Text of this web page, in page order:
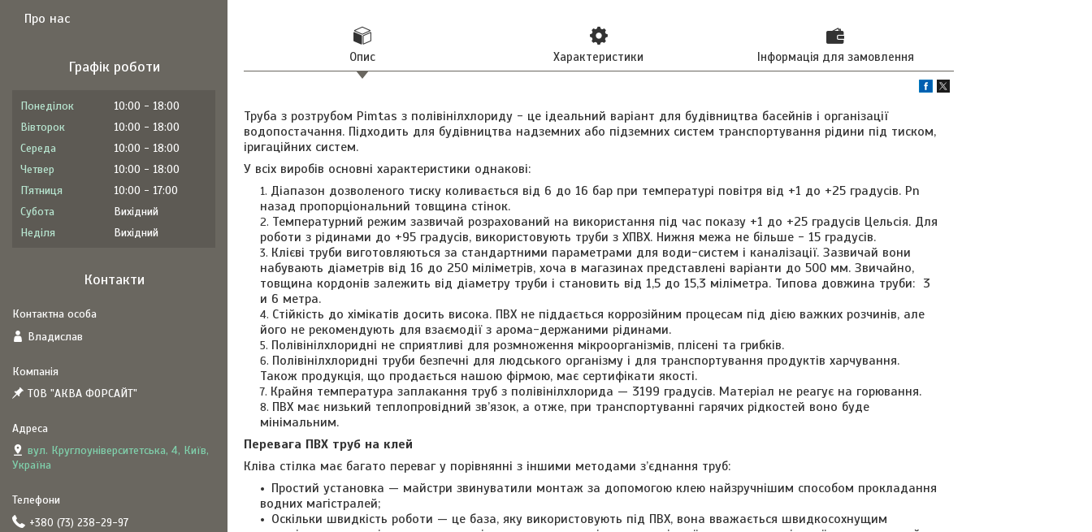
Опис Характеристики Інформація для замовлення
Труба з розтрубом Pimtas з полівінілхлориду - це ідеальний варіант для будівництва басейнів і організації
водопостачання. Підходить для будівництва надземних або підземних систем транспортування рідини під тиском,
іригаційних систем.
У всіх виробів основні характеристики однакові:
Діапазон дозволеного тиску коливається від 6 до 16 бар при температурі повітря від +1 до +25 градусів. Pn
назад пропорціональний товщина стінок.
Температурний режим зазвичай розрахований на використання під час показу +1 до +25 градусів Цельсія. Для
роботи з рідинами до +95 градусів, використовують труби з ХПВХ. Нижня межа не більше - 15 градусів.
Клієві труби виготовляються за стандартними параметрами для води-систем і каналізації. Зазвичай вони
набувають діаметрів від 16 до 250 міліметрів, хоча в магазинах представлені варіанти до 500 мм. Звичайно,
товщина кордонів залежить від діаметру труби і становить від 1,5 до 15,3 міліметра. Типова довжина труби: 3
и 6 метра.
Стійкість до хімікатів досить висока. ПВХ не піддається коррозійним процесам під дією важких розчинів, але
його не рекомендують для взаємодії з арома-держаними рідинами.
Полівінілхлоридні не сприятливі для розмноження мікроорганізмів, плісені та грибків.
Полівінілхлоридні труби безпечні для людського організму і для транспортування продуктів харчування.
Також продукція, що продається нашою фірмою, має сертифікати якості.
Крайня температура заплакання труб з полівінілхлорида — 3199 градусів. Матеріал не реагує на горювання.
ПВХ має низький теплопровідний зв’язок, а отже, при транспортуванні гарячих рідкостей воно буде
мінімальним.
Перевага ПВХ труб на клей
Кліва стілка має багато переваг у порівнянні з іншими методами з’єднання труб:
Простий установка — майстри звинуватили монтаж за допомогою клею найзручнішим способом прокладання
водних магістралей;
Оскільки швидкість роботи — це база, яку використовують під ПВХ, вона вважається швидкосохнущим
Про нас
Графік роботи
Понеділок 10:00
18:00
Вівторок
10:00
18:00
Середа
10:00
18:00
Четвер
10:00
18:00
Пʼятниця
10:00
17:00
Субота
Вихідний
Неділя
Вихідний
Контакти
Владислав
ТОВ "АКВА ФОРСАЙТ"
вул. Круглоуніверситетська, 4, Київ,
Україна
+380 (73) 238-29-97